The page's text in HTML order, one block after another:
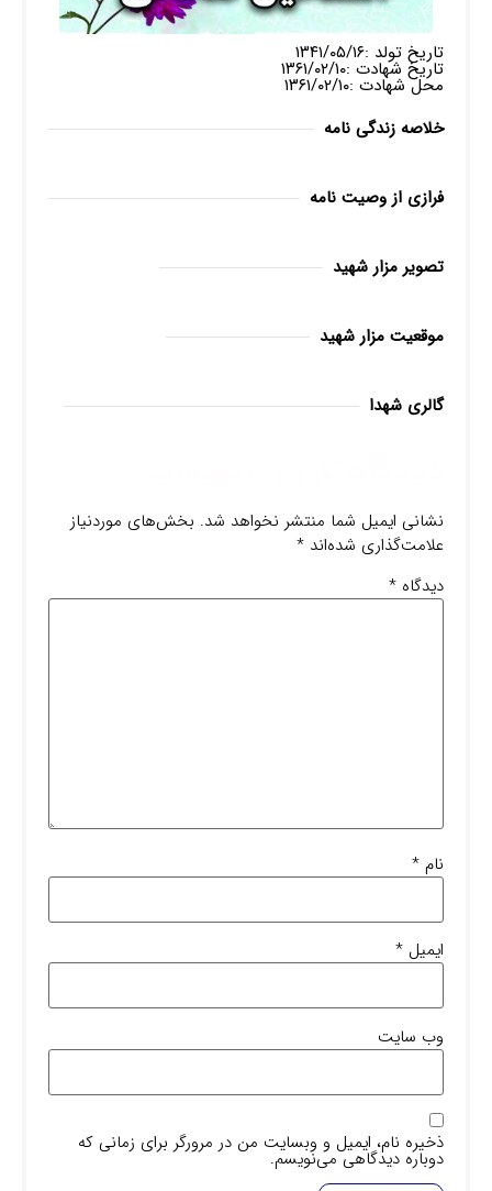
تاریخ تولد :۱۳۴۱/۰۵/۱۶
تاریخ شهادت :۱۳۶۱/۰۲/۱۰
محل شهادت :۱۳۶۱/۰۲/۱۰
خلاصه زندگی نامه
فرازی از وصیت نامه
تصویر مزار شهید
موقعیت مزار شهید
گالری شهدا
نشانی ایمیل شما منتشر نخواهد شد. بخش‌های موردنیاز
علامت‌گذاری شده‌اند *
دیدگاه *
نام *
ایمیل *
وب‌ سایت
ذخیره نام، ایمیل و وبسایت من در مرورگر برای زمانی که
دوباره دیدگاهی می‌نویسم.